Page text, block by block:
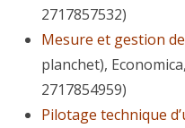
2717857532)
Mesure et gestion
planchet),
2717854959)
Pilotage technique